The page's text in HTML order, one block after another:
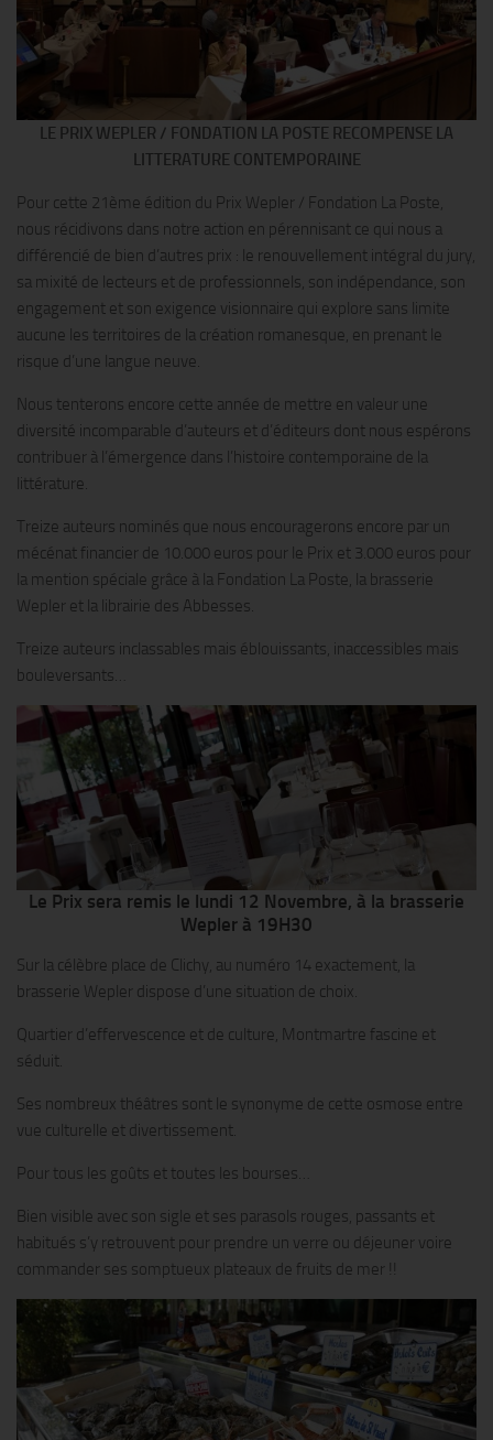
LE PRIX WEPLER / FONDATION LA POSTE RECOMPENSE LA
LITTERATURE CONTEMPORAINE
Pour cette 21ème édition du Prix Wepler / Fondation La Poste,
nous récidivons dans notre action en pérennisant ce qui nous a
différencié de bien d’autres prix : le renouvellement intégral du jury,
sa mixité de lecteurs et de professionnels, son indépendance, son
engagement et son exigence visionnaire qui explore sans limite
aucune les territoires de la création romanesque, en prenant le
risque d’une langue neuve.
Nous tenterons encore cette année de mettre en valeur une
diversité incomparable d’auteurs et d’éditeurs dont nous espérons
contribuer à l’émergence dans l’histoire contemporaine de la
littérature.
Treize auteurs nominés que nous encouragerons encore par un
mécénat financier de 10.000 euros pour le Prix et 3.000 euros pour
la mention spéciale grâce à la Fondation La Poste, la brasserie
Wepler et la librairie des Abbesses.
Treize auteurs inclassables mais éblouissants, inaccessibles mais
bouleversants…
Le Prix sera remis le lundi 12 Novembre, à la brasserie
Wepler à 19H30
Sur la célèbre place de Clichy, au numéro 14 exactement, la
brasserie Wepler dispose d’une situation de choix.
Quartier d’effervescence et de culture, Montmartre fascine et
séduit.
Ses nombreux théâtres sont le synonyme de cette osmose entre
vue culturelle et divertissement.
Pour tous les goûts et toutes les bourses…
Bien visible avec son sigle et ses parasols rouges, passants et
habitués s’y retrouvent pour prendre un verre ou déjeuner voire
commander ses somptueux plateaux de fruits de mer !!